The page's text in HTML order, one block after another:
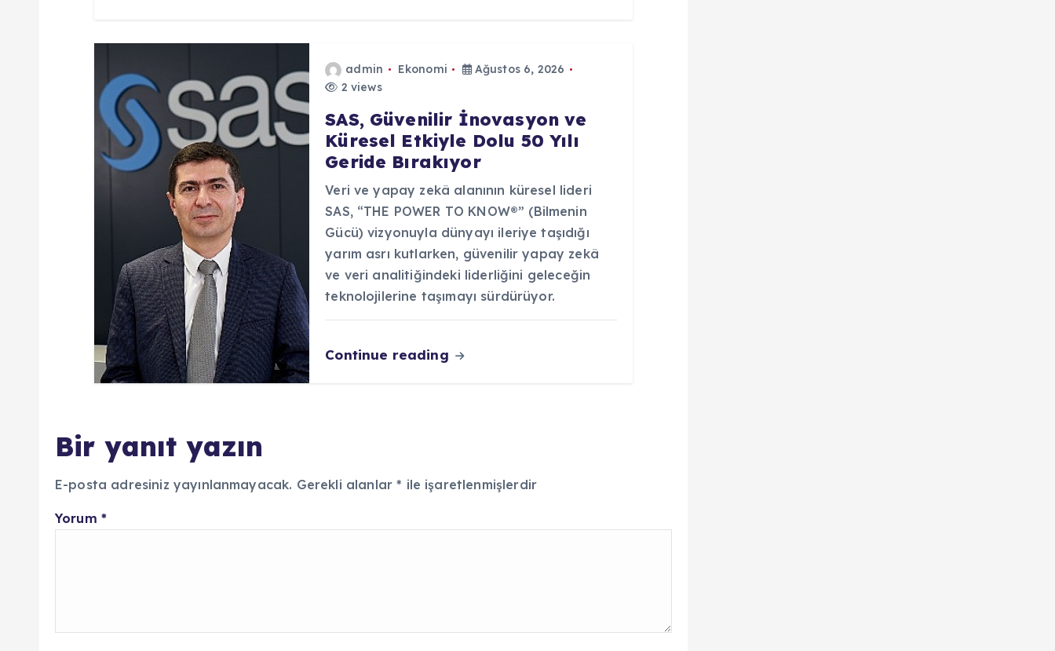
admin Ekonomi
Ağustos 6, 2026
2 views
SAS, Güvenilir İnovasyon ve
Küresel Etkiyle Dolu 50 Yılı
Geride Bırakıyor
Veri ve yapay zekâ alanının küresel lideri
SAS, “THE POWER TO KNOW®” (Bilmenin
Gücü) vizyonuyla dünyayı ileriye taşıdığı
yarım asrı kutlarken, güvenilir yapay zekâ
ve veri analitiğindeki liderliğini geleceğin
teknolojilerine taşımayı sürdürüyor.
Continue reading
Bir yanıt yazın
E-posta adresiniz yayınlanmayacak. Gerekli alanlar* ile işaretlenmişlerdir
Yorum *